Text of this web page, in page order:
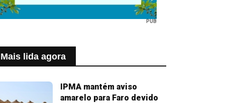
PUB
Mais lida agora
IPMA mantém aviso
amarelo para Faro devido